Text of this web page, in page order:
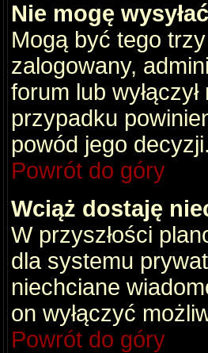
Nie mogę
Mogą być tego
zalogowany,
forum lub
przypadku
powód jego decyzji.
Powrót do góry
Wciąż dostaję
W przyszłości
dla systemu
niechciane
on wyłączyć
Powrót do góry